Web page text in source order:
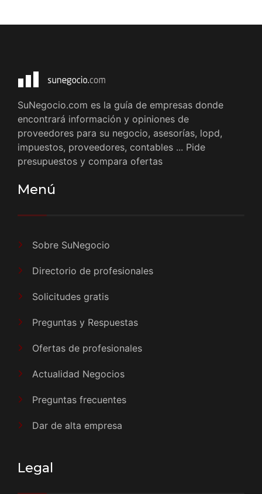
SuNegocio.com es la guía de empresas donde
encontrará información y opiniones de
proveedores para su negocio, asesorías, lopd,
impuestos, proveedores, contables ... Pide
presupuestos y compara ofertas
Menú
Sobre SuNegocio
Directorio de profesionales
Solicitudes gratis
Preguntas y Respuestas
Ofertas de profesionales
Actualidad Negocios
Preguntas frecuentes
Dar de alta empresa
Legal